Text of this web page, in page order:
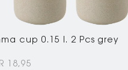
cup 0.15 l. 2 Pcs grey
18,95